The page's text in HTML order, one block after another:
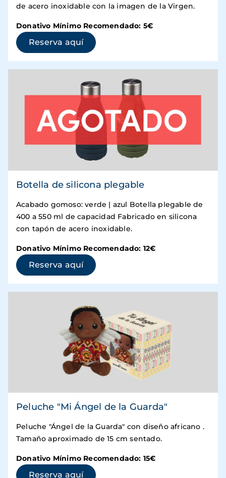
de acero inoxidable con la imagen de la Virgen.
Donativo Mínimo Recomendado: 5€
Reserva aquí(se abre en una ventana nueva)
Botella de silicona plegable
Acabado gomoso: verde | azul Botella plegable de
400 a 550 ml de capacidad Fabricado en silicona
con tapón de acero inoxidable.
Donativo Mínimo Recomendado: 12€
Reserva aquí(se abre en una ventana nueva)
Peluche "Mi Ángel de la Guarda"
Peluche "Ángel de la Guarda" con diseño africano .
Tamaño aproximado de 15 cm sentado.
Donativo Mínimo Recomendado: 15€
Reserva aquí(se abre en una ventana nueva)